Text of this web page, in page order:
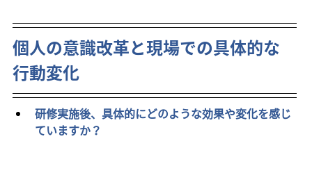
個人の意識改革と現場での具体的な
行動変化
研修実施後、具体的にどのような効果や変化を感じ
ていますか？